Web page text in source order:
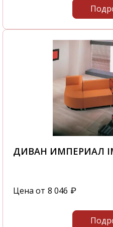
ДИВАН ИМПЕРИАЛ
Цена от 8 046 ₽